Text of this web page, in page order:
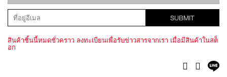
SUBMIT
สินค้าชิ้นนี้หมดชั่วคราว ลงทะเบียนเพื่อรับข่าวสารจากเรา เมื่อมีสินค้าในสต็
อก
Facebook
Twitterแ